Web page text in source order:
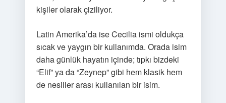
kişiler olarak çiziliyor.
Latin Amerika’da ise Cecilia ismi oldukça
sıcak ve yaygın bir kullanımda. Orada isim
daha günlük hayatın içinde; tıpkı bizdeki
“Elif” ya da “Zeynep” gibi hem klasik hem
de nesiller arası kullanılan bir isim.